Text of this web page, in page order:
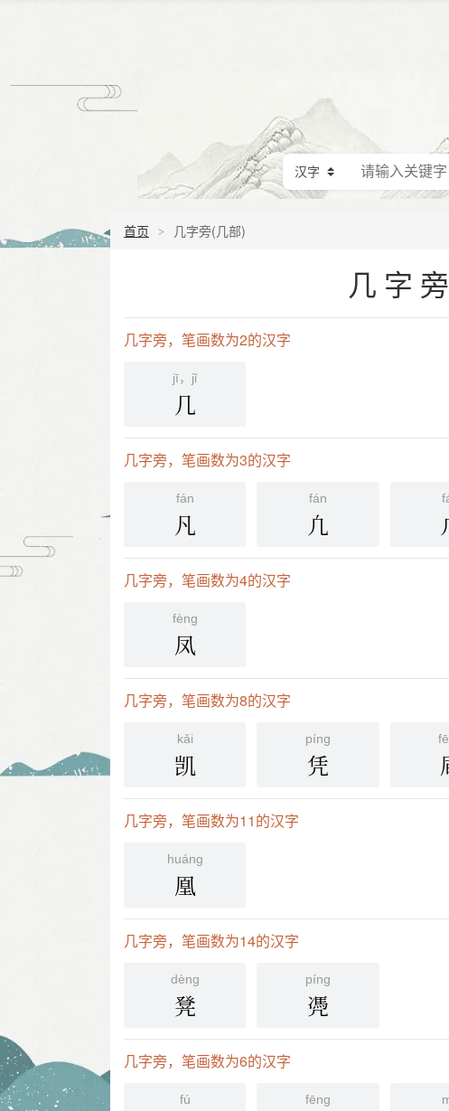
首页 几字旁(几部)
几字
几字旁，笔画数为2的汉字
jī，jǐ
几
几字旁，笔画数为3的汉字
fán
凡
fán
凢
几字旁，笔画数为4的汉字
fènɡ
凤
几字旁，笔画数为8的汉字
kǎi
凯
pínɡ
凭
几字旁，笔画数为11的汉字
huánɡ
凰
几字旁，笔画数为14的汉字
dènɡ
凳
píng
凴
几字旁，笔画数为6的汉字
fú fēng